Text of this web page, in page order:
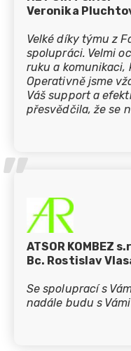
Veronika
Velké díky týmu z
spolupráci. Velmi
ruku a komunikaci,
Operativně jsme
Váš support a
přesvědčila, že se
’’
ATSOR KOMBEZ
Bc. Rostislav
Se spoluprací s
nadále budu s